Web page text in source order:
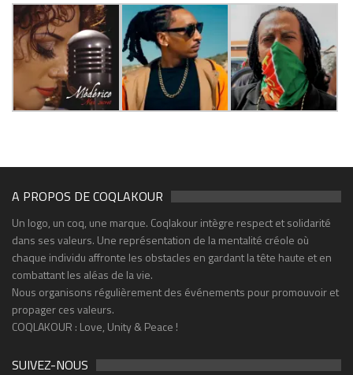
A PROPOS DE COQLAKOUR
Un logo, un coq, une marque. Coqlakour intègre respect et solidarité
dans ses valeurs. Une représentation de la mentalité créole où
chaque individu affronte les obstacles en gardant la tête haute et en
combattant les aléas de la vie.
Nous organisons régulièrement des événements pour promouvoir et
propager ces valeurs.
COQLAKOUR : Love, Unity & Peace !
SUIVEZ-NOUS